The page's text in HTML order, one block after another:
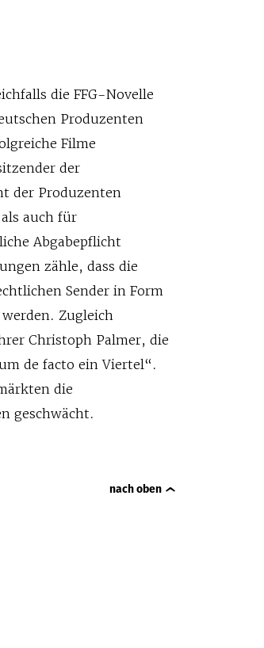
die FFG-Novelle
Produzenten
Filme
der
der Produzenten
auch für
Abgabepflicht
zähle, dass die
Sender in Form
Zugleich
Christoph Palmer, die
de facto ein Viertel“.
die
geschwächt.
nach oben